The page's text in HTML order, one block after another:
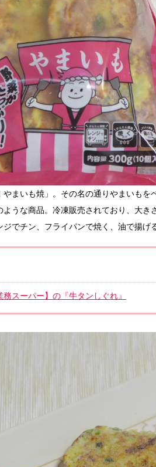
まいも焼」。その名の通りやまいもを
うな商品。冷凍販売されており、大き
でチン、フライパンで焼く、油で揚げ
スーパー】の『牛タンしぐれ』